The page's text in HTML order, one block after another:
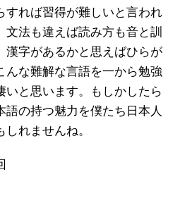
すれば習得が難しいと言われ
文法も違えば読み方も音と訓
漢字があるかと思えばひらが
んな難解な言語を一から勉強
いと思います。もしかしたら
語の持つ魅力を僕たち日本人
れませんね。